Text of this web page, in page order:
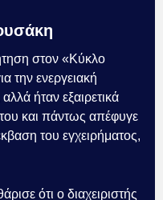
στον «Κύκλο
την ενεργειακή
ήταν εξαιρετικά
και πάντως απέφυγε
του εγχειρήματος,
ότι ο διαχειριστής